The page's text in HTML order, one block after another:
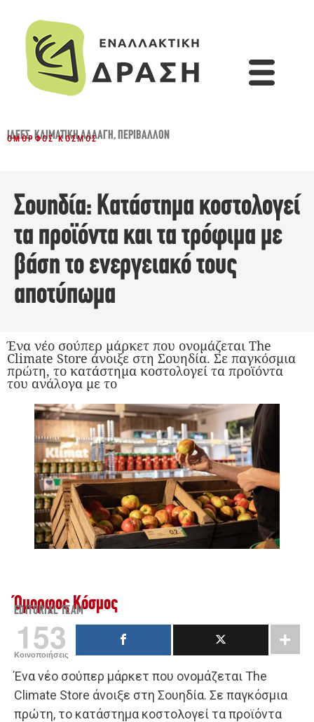
ΙΔΈΕΣ,ΚΛΙΜΑΤΙΚΉ ΑΛΛΑΓΉ,ΠΕΡΙΒΆΛΛΟΝ
ΌΜΟΡΦΟΣ ΚΌΣΜΟΣ
Σουηδία: Κατάστημα κοστολογεί
τα προϊόντα και τα τρόφιμα με
βάση το ενεργειακό τους
αποτύπωμα
Ένα νέο σούπερ μάρκετ που ονομάζεται The
Climate Store άνοιξε στη Σουηδία. Σε παγκόσμια
πρώτη, το κατάστημα κοστολογεί τα προϊόντα
του ανάλογα με το
Όμορφος Κόσμος
EDITORIAL TEAM
153
Κοινοποιήσεις
Ένα νέο σούπερ μάρκετ που ονομάζεται The
Climate Store άνοιξε στη Σουηδία. Σε παγκόσμια
πρώτη, το κατάστημα κοστολογεί τα προϊόντα